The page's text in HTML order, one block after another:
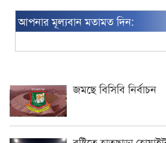
আপনার মূল্যবান মতামত দিন:
জমছে বিসিবি নির্বাচন